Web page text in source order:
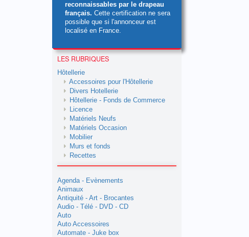
reconnaissables par le drapeau
français. Cette certification ne sera
possible que si l'annonceur est
localisé en France.
LES RUBRIQUES
Hôtellerie
Accessoires pour l'Hôtellerie
Divers Hotellerie
Hôtellerie - Fonds de Commerce
Licence
Matériels Neufs
Matériels Occasion
Mobilier
Murs et fonds
Recettes
Agenda - Evènements
Animaux
Antiquité - Art - Brocantes
Audio - Télé - DVD - CD
Auto
Auto Accessoires
Automate - Juke box